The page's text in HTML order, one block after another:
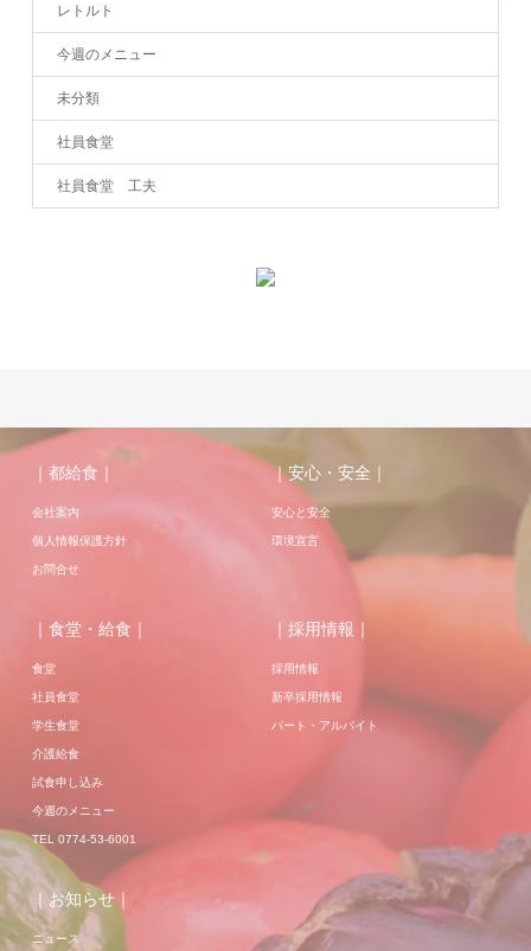
レトルト
今週のメニュー
未分類
社員食堂
社員食堂 工夫
｜都給食｜
会社案内
個人情報保護方針
お問合せ
｜安心・安全｜
安心と安全
環境宣言
｜食堂・給食｜
食堂
社員食堂
学生食堂
介護給食
試食申し込み
今週のメニュー
TEL 0774-53-6001
｜採用情報｜
採用情報
新卒採用情報
パート・アルバイト
｜お知らせ｜
ニュース